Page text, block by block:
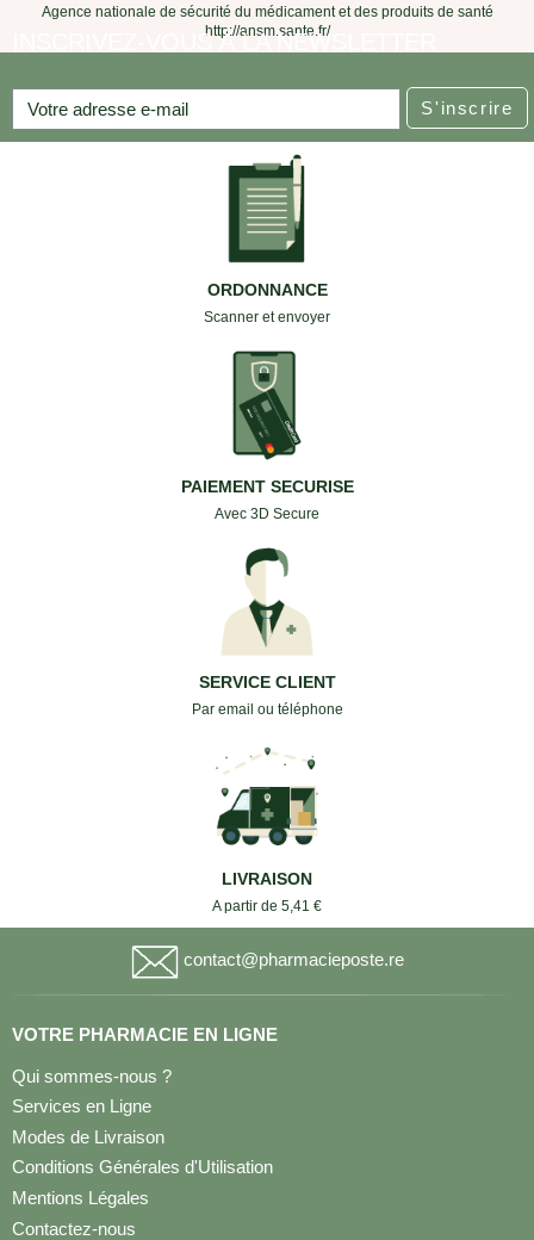
Agence nationale de sécurité du médicament et des produits de santé
http://ansm.sante.fr/
INSCRIVEZ-VOUS À LA NEWSLETTER
S'inscrire
ORDONNANCE
Scanner et envoyer
PAIEMENT SECURISE
Avec 3D Secure
SERVICE CLIENT
Par email ou téléphone
LIVRAISON
A partir de 5,41 €
contact@pharmacieposte.re
VOTRE PHARMACIE EN LIGNE
Qui sommes-nous ?
Services en Ligne
Modes de Livraison
Conditions Générales d'Utilisation
Mentions Légales
Contactez-nous